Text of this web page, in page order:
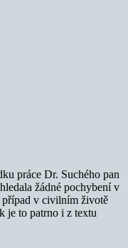
práce Dr. Suchého pan
žádné pochybení v
případ v civilním životě
je to patrno i z textu